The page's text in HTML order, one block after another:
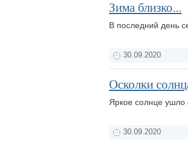
Зима близко...
В последний день
30.09.2020
Осколки
Яркое солнце ушло
30.09.2020